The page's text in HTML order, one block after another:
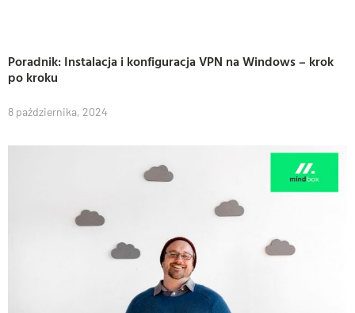
Poradnik: Instalacja i konfiguracja VPN na Windows – krok
po kroku
8 października, 2024